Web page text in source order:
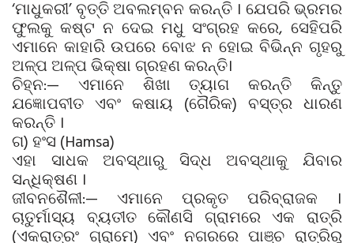
‘ମାଧୁକରୀ’ ବୃତ୍ତି ଅବଲମ୍ବନ କରନ୍ତି । ଯେପରି ଭ୍ରମର
ଫୁଲକୁ କଷ୍ଟ ନ ଦେଇ ମଧୁ ସଂଗ୍ରହ କରେ, ସେହିପରି
ଏମାନେ କାହାରି ଉପରେ ବୋଝ ନ ହୋଇ ବିଭିନ୍ନ ଗୃହରୁ
ଅଳ୍ପ ଅଳ୍ପ ଭିକ୍ଷା ଗ୍ରହଣ କରନ୍ତି।
ଚିହ୍ନ:— ଏମାନେ ଶିଖା ତ୍ୟାଗ କରନ୍ତି କିନ୍ତୁ
ଯଜ୍ଞୋପବୀତ ଏବଂ କଷାୟ (ଗୈରିକ) ବସ୍ତ୍ର ଧାରଣ
କରନ୍ତି ।
ଗ) ହଂସ (Hamsa)
ଏହା ସାଧକ ଅବସ୍ଥାରୁ ସିଦ୍ଧ ଅବସ୍ଥାକୁ ଯିବାର
ସନ୍ଧିକ୍ଷଣ ।
ଜୀବନଶୈଳୀ:— ଏମାନେ ପ୍ରକୃତ ପରିବ୍ରାଜକ ।
ଚାତୁର୍ମାସ୍ୟ ବ୍ୟତୀତ କୌଣସି ଗ୍ରାମରେ ଏକ ରାତ୍ରି
(ଏକରାତ୍ରଂ ଗ୍ରାମେ) ଏବଂ ନଗରରେ ପାଞ୍ଚ ରାତ୍ରିରୁ